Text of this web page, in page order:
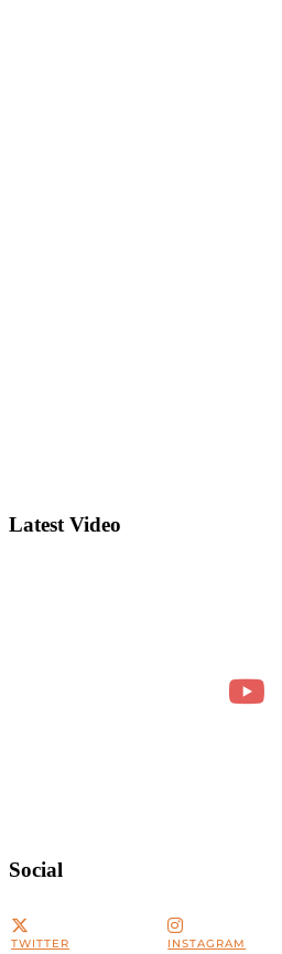
Latest Video
Social
TWITTER INSTAGRAM